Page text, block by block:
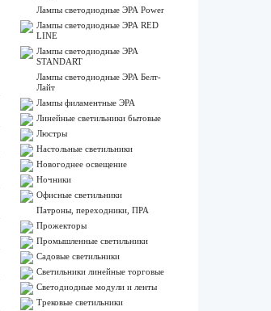
Лампы светодиодные ЭРА Power
Лампы светодиодные ЭРА RED
LINE
Лампы светодиодные ЭРА
STANDART
Лампы светодиодные ЭРА Белт-
Лайт
Лампы филаментные ЭРА
Линейные светильники бытовые
Люстры
Настольные светильники
Новогоднее освещение
Ночники
Офисные светильники
Патроны, переходники, ПРА
Прожекторы
Промышленные светильники
Садовые светильники
Светильники линейные торговые
Светодиодные модули и ленты
Трековые светильники